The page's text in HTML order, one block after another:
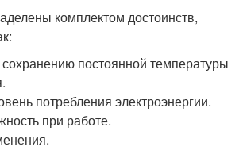
комплектом достоинств,
постоянной температуры
потребления электроэнергии.
при работе.